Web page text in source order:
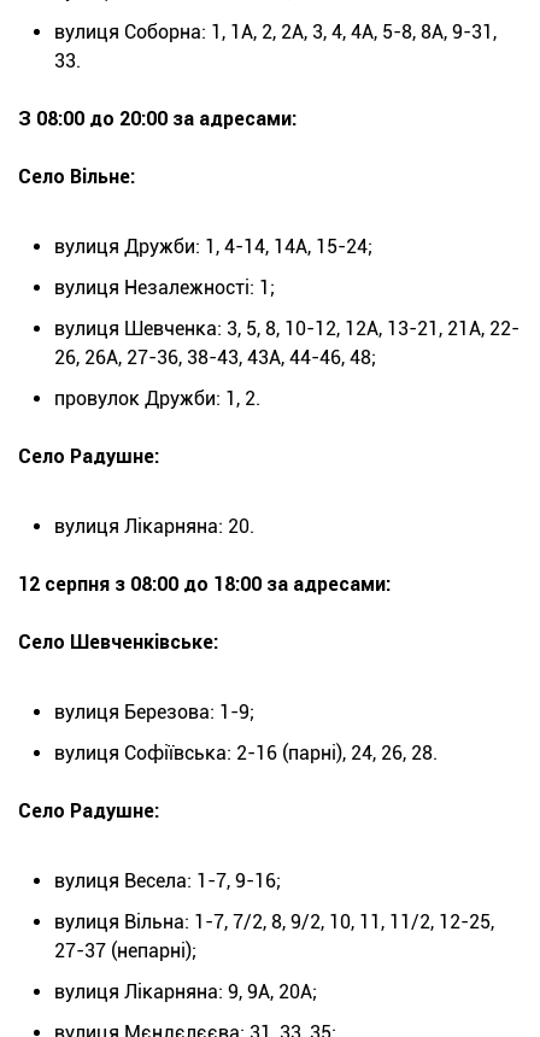
вулиця Соборна: 1, 1А, 2, 2А, 3, 4, 4А, 5-8, 8А, 9-31,
33.
З 08:00 до 20:00 за адресами:
Село Вільне:
вулиця Дружби: 1, 4-14, 14А, 15-24;
вулиця Незалежності: 1;
вулиця Шевченка: 3, 5, 8, 10-12, 12А, 13-21, 21А, 22-
26, 26А, 27-36, 38-43, 43А, 44-46, 48;
провулок Дружби: 1, 2.
Село Радушне:
вулиця Лікарняна: 20.
12 серпня з 08:00 до 18:00 за адресами:
Село Шевченківське:
вулиця Березова: 1-9;
вулиця Софіївська: 2-16 (парні), 24, 26, 28.
Село Радушне:
вулиця Весела: 1-7, 9-16;
вулиця Вільна: 1-7, 7/2, 8, 9/2, 10, 11, 11/2, 12-25,
27-37 (непарні);
вулиця Лікарняна: 9, 9А, 20А;